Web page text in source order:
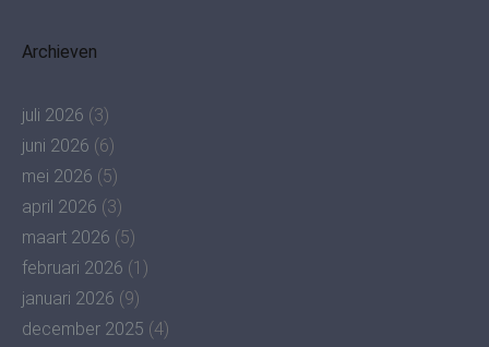
Archieven
juli 2026 (3)
juni 2026 (6)
mei 2026 (5)
april 2026 (3)
maart 2026 (5)
februari 2026 (1)
januari 2026 (9)
december 2025 (4)